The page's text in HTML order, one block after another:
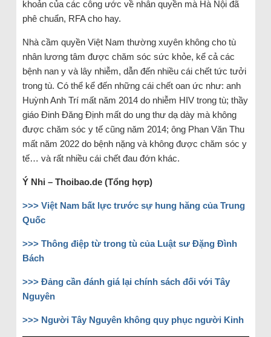
khoản của các công ước về nhân quyền mà Hà Nội đã
phê chuẩn, RFA cho hay.
Nhà cầm quyền Việt Nam thường xuyên không cho tù
nhân lương tâm được chăm sóc sức khỏe, kể cả các
bệnh nan y và lây nhiễm, dẫn đến nhiều cái chết tức tưởi
trong tù. Có thể kể đến những cái chết oan ức như: anh
Huỳnh Anh Trí mất năm 2014 do nhiễm HIV trong tù; thầy
giáo Đinh Đăng Định mất do ung thư dạ dày mà không
được chăm sóc y tế cũng năm 2014; ông Phan Văn Thu
mất năm 2022 do bệnh nặng và không được chăm sóc y
tế… và rất nhiều cái chết đau đớn khác.
Ý Nhi – Thoibao.de (Tổng hợp)
>>> Việt Nam bất lực trước sự hung hăng của Trung
Quốc
>>> Thông điệp từ trong tù của Luật sư Đặng Đình
Bách
>>> Đảng cần đánh giá lại chính sách đối với Tây
Nguyên
>>> Người Tây Nguyên không quy phục người Kinh